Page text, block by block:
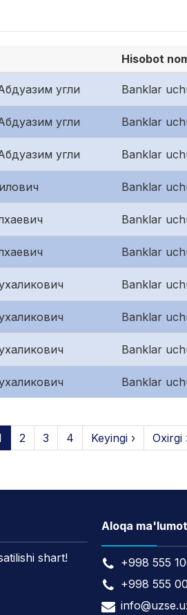
Hisobot
угли Banklar
угли Banklar
угли Banklar
Banklar
Banklar
Banklar
Banklar
Banklar
Banklar
Banklar
2 3 4 Keyingi › Oxirgi
shart!
Aloqa
+998 555
+998 555